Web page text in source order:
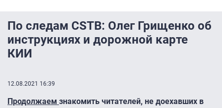
По следам CSTB: Олег Грищенко об
инструкциях и дорожной карте
КИИ
12.08.2021 16:39
Продолжаем знакомить читателей, не доехавших в